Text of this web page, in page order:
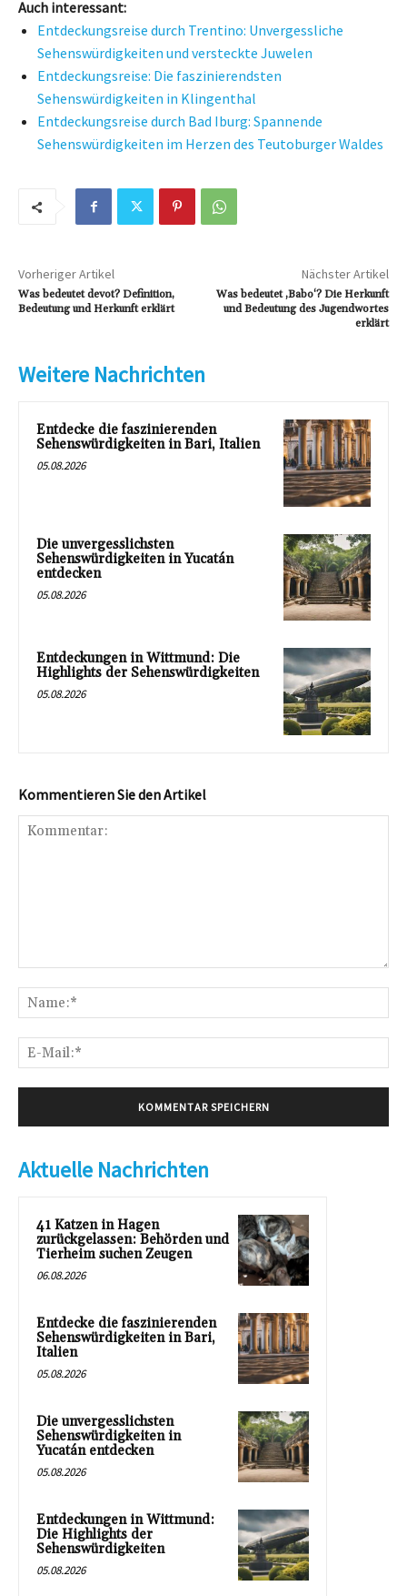
Auch interessant:
Entdeckungsreise durch Trentino: Unvergessliche
Sehenswürdigkeiten und versteckte Juwelen
Entdeckungsreise: Die faszinierendsten
Sehenswürdigkeiten in Klingenthal
Entdeckungsreise durch Bad Iburg: Spannende
Sehenswürdigkeiten im Herzen des Teutoburger Waldes
Vorheriger Artikel
Was bedeutet devot? Definition,
Bedeutung und Herkunft erklärt
Nächster Artikel
Was bedeutet ‚Babo‘? Die Herkunft
und Bedeutung des Jugendwortes
erklärt
Weitere Nachrichten
Entdecke die faszinierenden
Sehenswürdigkeiten in Bari, Italien
05.08.2026
Die unvergesslichsten
Sehenswürdigkeiten in Yucatán
entdecken
05.08.2026
Entdeckungen in Wittmund: Die
Highlights der Sehenswürdigkeiten
05.08.2026
Kommentieren Sie den Artikel
Aktuelle Nachrichten
41 Katzen in Hagen
zurückgelassen: Behörden und
Tierheim suchen Zeugen
06.08.2026
Entdecke die faszinierenden
Sehenswürdigkeiten in Bari,
Italien
05.08.2026
Die unvergesslichsten
Sehenswürdigkeiten in
Yucatán entdecken
05.08.2026
Entdeckungen in Wittmund:
Die Highlights der
Sehenswürdigkeiten
05.08.2026